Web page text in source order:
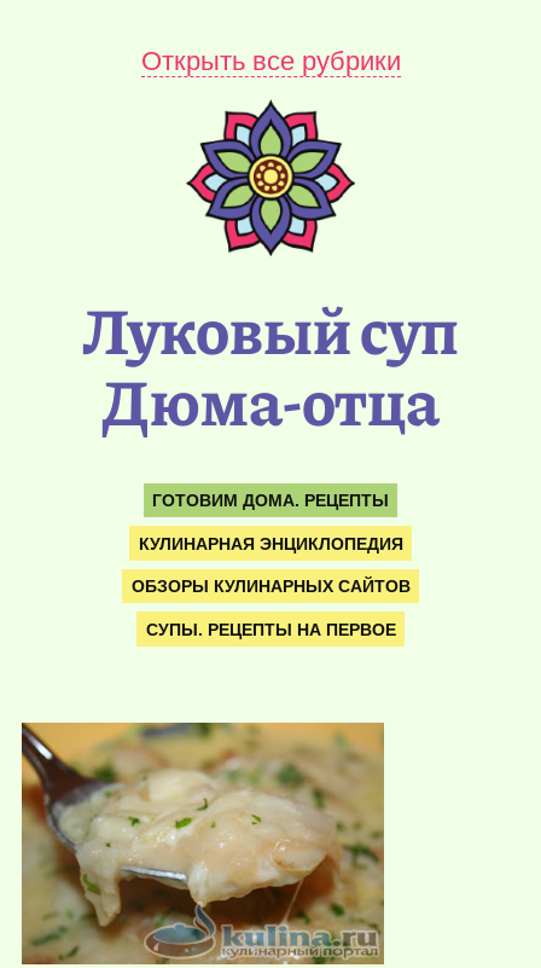
Открыть все рубрики
Луковый суп
Дюма-отца
ГОТОВИМ ДОМА. РЕЦЕПТЫ
КУЛИНАРНАЯ ЭНЦИКЛОПЕДИЯ
ОБЗОРЫ КУЛИНАРНЫХ САЙТОВ
СУПЫ. РЕЦЕПТЫ НА ПЕРВОЕ